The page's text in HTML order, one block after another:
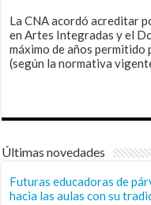
La CNA acordó acreditar
en Artes Integradas y el
máximo de años permitido
(según la normativa
Últimas novedades
Futuras educadoras de
hacia las aulas con su